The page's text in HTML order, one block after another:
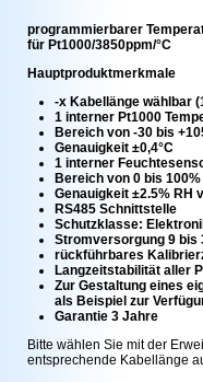
programmierbarer
für Pt1000/3850ppm/°C
Hauptproduktmerkmale
-x Kabellänge wählbar
1 interner Pt1000
Bereich von -30 bis
Genauigkeit ±0,4°C
1 interner
Bereich von 0 bis 100%
Genauigkeit ±2.5% RH
RS485 Schnittstelle
Schutzklasse:
Stromversorgung 9 bis
rückführbares
Langzeitstabilität aller
Zur Gestaltung eines
als Beispiel zur
Garantie 3 Jahre
Bitte wählen Sie mit der
entsprechende Kabellänge